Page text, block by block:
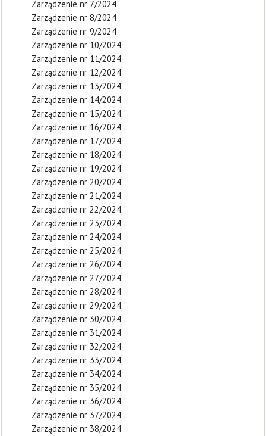
Zarządzenie nr 7/2024
Zarządzenie nr 8/2024
Zarządzenie nr 9/2024
Zarządzenie nr 10/2024
Zarządzenie nr 11/2024
Zarządzenie nr 12/2024
Zarządzenie nr 13/2024
Zarządzenie nr 14/2024
Zarządzenie nr 15/2024
Zarządzenie nr 16/2024
Zarządzenie nr 17/2024
Zarządzenie nr 18/2024
Zarządzenie nr 19/2024
Zarządzenie nr 20/2024
Zarządzenie nr 21/2024
Zarządzenie nr 22/2024
Zarządzenie nr 23/2024
Zarządzenie nr 24/2024
Zarządzenie nr 25/2024
Zarządzenie nr 26/2024
Zarządzenie nr 27/2024
Zarządzenie nr 28/2024
Zarządzenie nr 29/2024
Zarządzenie nr 30/2024
Zarządzenie nr 31/2024
Zarządzenie nr 32/2024
Zarządzenie nr 33/2024
Zarządzenie nr 34/2024
Zarządzenie nr 35/2024
Zarządzenie nr 36/2024
Zarządzenie nr 37/2024
Zarządzenie nr 38/2024